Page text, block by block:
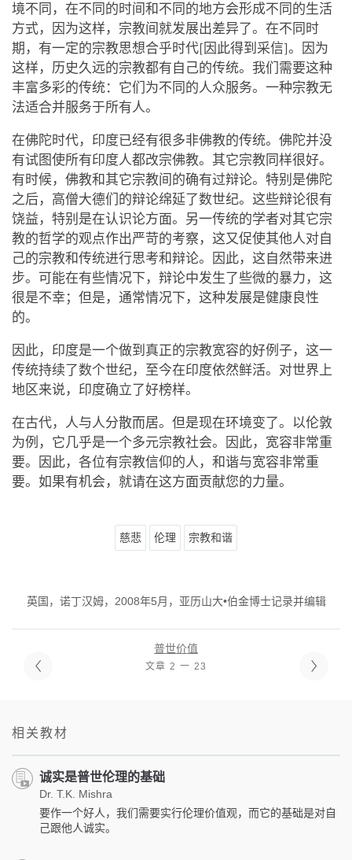
境不同，在不同的时间和不同的地方会形成不同的生活
方式，因为这样，宗教间就发展出差异了。在不同时
期，有一定的宗教思想合乎时代[因此得到采信]。因为
这样，历史久远的宗教都有自己的传统。我们需要这种
丰富多彩的传统：它们为不同的人众服务。一种宗教无
法适合并服务于所有人。
在佛陀时代，印度已经有很多非佛教的传统。佛陀并没
有试图使所有印度人都改宗佛教。其它宗教同样很好。
有时候，佛教和其它宗教间的确有过辩论。特别是佛陀
之后，高僧大德们的辩论绵延了数世纪。这些辩论很有
饶益，特别是在认识论方面。另一传统的学者对其它宗
教的哲学的观点作出严苛的考察，这又促使其他人对自
己的宗教和传统进行思考和辩论。因此，这自然带来进
步。可能在有些情况下，辩论中发生了些微的暴力，这
很是不幸；但是，通常情况下，这种发展是健康良性
的。
因此，印度是一个做到真正的宗教宽容的好例子，这一
传统持续了数个世纪，至今在印度依然鲜活。对世界上
地区来说，印度确立了好榜样。
在古代，人与人分散而居。但是现在环境变了。以伦敦
为例，它几乎是一个多元宗教社会。因此，宽容非常重
要。因此，各位有宗教信仰的人，和谐与宽容非常重
要。如果有机会，就请在这方面贡献您的力量。
慈悲 伦理 宗教和谐
英国，诺丁汉姆，2008年5月，亚历山大•伯金博士记录并编辑
普世价值
文章 2 一 23
相关教材
诚实是普世伦理的基础
Dr. T.K. Mishra
要作一个好人，我们需要实行伦理价值观，而它的基础是对自
己跟他人诚实。